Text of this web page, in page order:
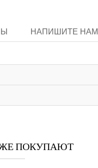
НАПИШИТЕ НАМ
ПОКУПАЮТ